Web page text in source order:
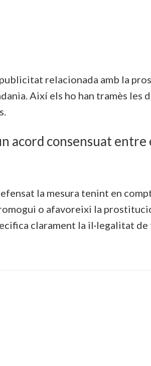
relacionada amb la
Així els ho han tramès les
acord consensuat entre
la mesura tenint en
o afavoreixi la
clarament la il·legalitat